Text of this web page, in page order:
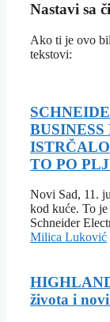
Nastavi sa
Ako ti je ovo
tekstovi:
TO PO
Novi Sad, 11.
kod kuće. To
Schneider
Milica Luković
života i